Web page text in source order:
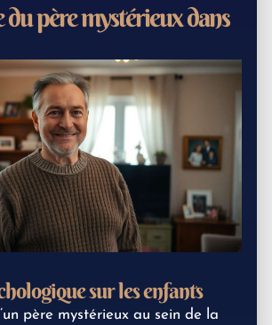
du père mystérieux dans
sur les enfants
père mystérieux au sein de la